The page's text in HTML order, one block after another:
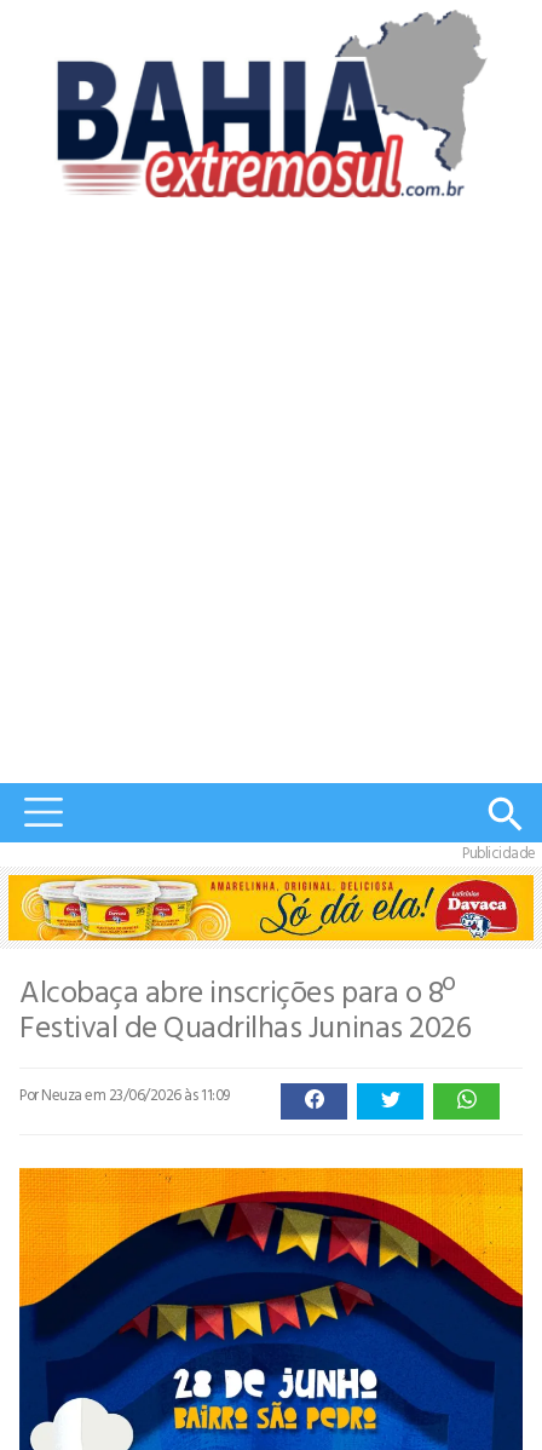
Publicidade
Alcobaça abre inscrições para o 8º
Festival de Quadrilhas Juninas 2026
Por Neuzaem 23/06/2026 às 11:09